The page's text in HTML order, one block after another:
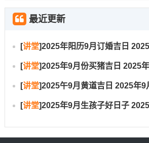
历10月30日~但农历恰在九月），也是
14:59（己未时）。普通认为上午阳气
11点）进行扫墓活动比较适宜！
生肖相冲：表格中的“冲煞”信息极度
兔、那么生肖属兔的朋友最佳避开此
最近更新
[讲堂]2025年阳历9月订婚吉日 2025年9
[讲堂]2025年9月份买猪吉日 2025
[讲堂]2025午9月黄道吉日 2025年9月黄
[讲堂]2025年9月生孩子好日子 2025年9